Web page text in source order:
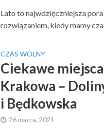
Lato to najwdzięczniejsza
rozwiązaniem, kiedy mamy
CZAS WOLNY
Ciekawe
Krakowa –
i Będkowska
26 marca, 2021